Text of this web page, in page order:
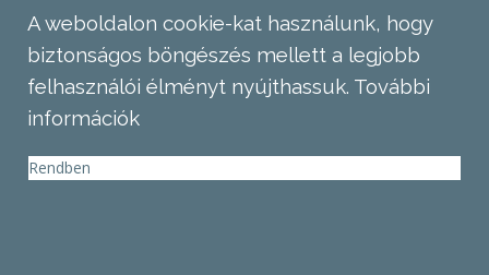
A weboldalon cookie-kat használunk, hogy
biztonságos böngészés mellett a legjobb
felhasználói élményt nyújthassuk. További
információk
Rendben